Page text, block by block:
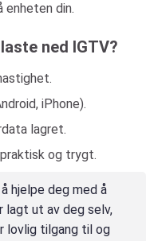
din.
ned IGTV?
iPhone).
lagret.
og trygt.
hjelpe deg med å
lagt ut av deg selv,
lovlig tilgang til og